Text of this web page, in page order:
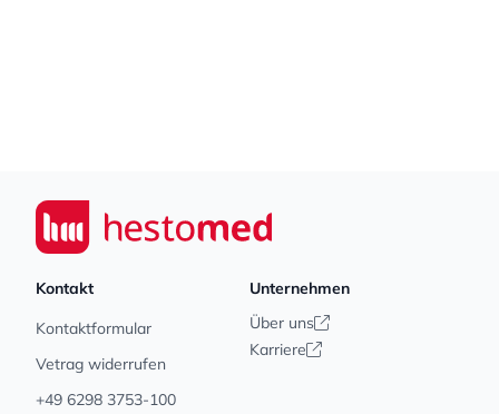
Seiwert GmbH
Kontakt
Kontaktformular
Vetrag widerrufen
+49 6298 3753-100
Unternehmen
Über uns
Karriere